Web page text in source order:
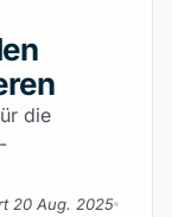
die
20 Aug. 2025